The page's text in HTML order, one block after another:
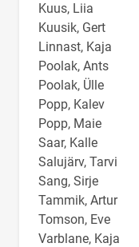
Kuus, Liia
Kuusik, Gert
Linnast, Kaja
Poolak, Ants
Poolak, Ülle
Popp, Kalev
Popp, Maie
Saar, Kalle
Salujärv, Tarvi
Sang, Sirje
Tammik, Artur
Tomson, Eve
Varblane, Kaja